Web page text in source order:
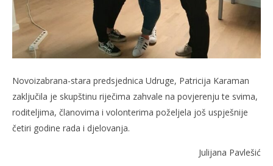
Novoizabrana-stara predsjednica Udruge, Patricija Karaman
zaključila je skupštinu riječima zahvale na povjerenju te svima,
roditeljima, članovima i volonterima poželjela još uspješnije
četiri godine rada i djelovanja.
Julijana Pavlešić